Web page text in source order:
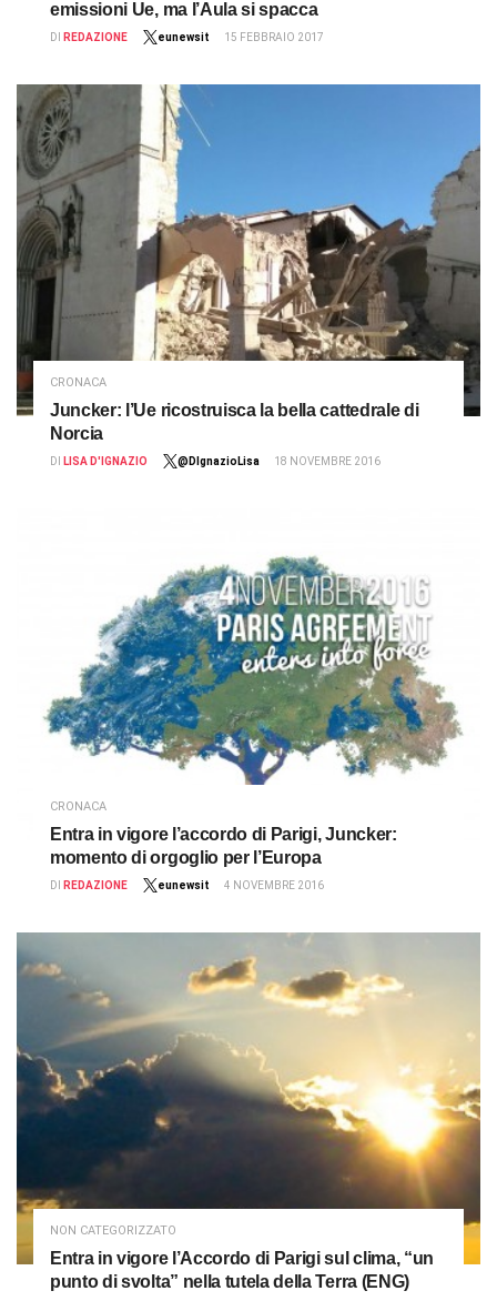
emissioni Ue, ma l’Aula si spacca
DI REDAZIONE eunewsit 15 FEBBRAIO 2017
CRONACA
Juncker: l’Ue ricostruisca la bella cattedrale di
Norcia
DI LISA D'IGNAZIO @DIgnazioLisa 18 NOVEMBRE 2016
CRONACA
Entra in vigore l’accordo di Parigi, Juncker:
momento di orgoglio per l’Europa
DI REDAZIONE eunewsit 4 NOVEMBRE 2016
NON CATEGORIZZATO
Entra in vigore l’Accordo di Parigi sul clima, “un
punto di svolta” nella tutela della Terra (ENG)